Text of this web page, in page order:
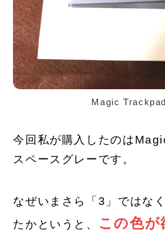
Magic
今回私が購入したのは
スペースグレーです。
なぜいまさら「3」ではな
たかというと、
この色が